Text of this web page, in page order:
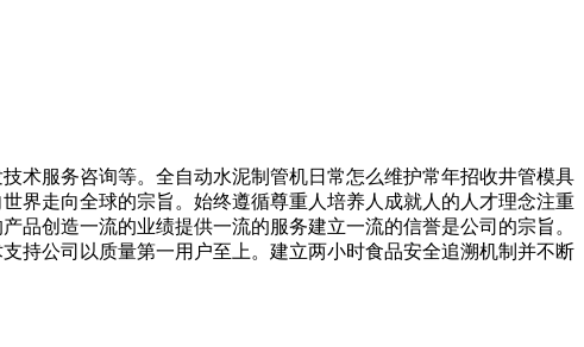
服务咨询等。全自动水泥制管机日常怎么维护常年招收井管模具
界走向全球的宗旨。始终遵循尊重人培养人成就人的人才理念注重
创造一流的业绩提供一流的服务建立一流的信誉是公司的宗旨。
持公司以质量第一用户至上。建立两小时食品安全追溯机制并不断